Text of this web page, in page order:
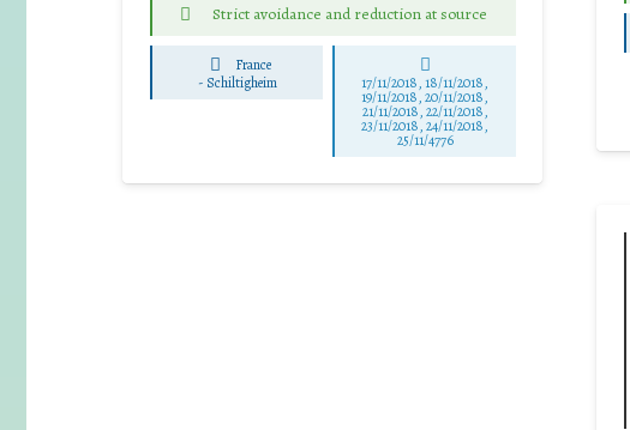
Strict avoidance and reduction at source
France
- Schiltigheim 17/11/2018, 18/11/2018,
19/11/2018, 20/11/2018,
21/11/2018, 22/11/2018,
23/11/2018, 24/11/2018,
25/11/4776